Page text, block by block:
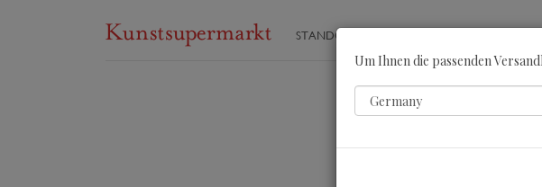
STANDORTE
Um Ihnen die passenden